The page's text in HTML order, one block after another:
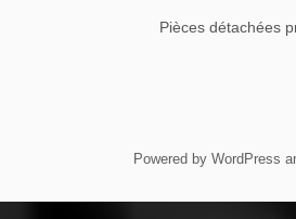
Pièces détachées
Powered by WordPress